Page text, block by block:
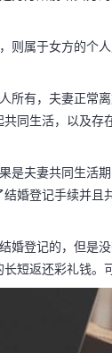
则属于女方的个
有，夫妻正常离
同生活，以及存
是夫妻共同生活
婚登记手续并且
婚登记的，但是
短返还彩礼钱。
形下离婚
手续而
生活期